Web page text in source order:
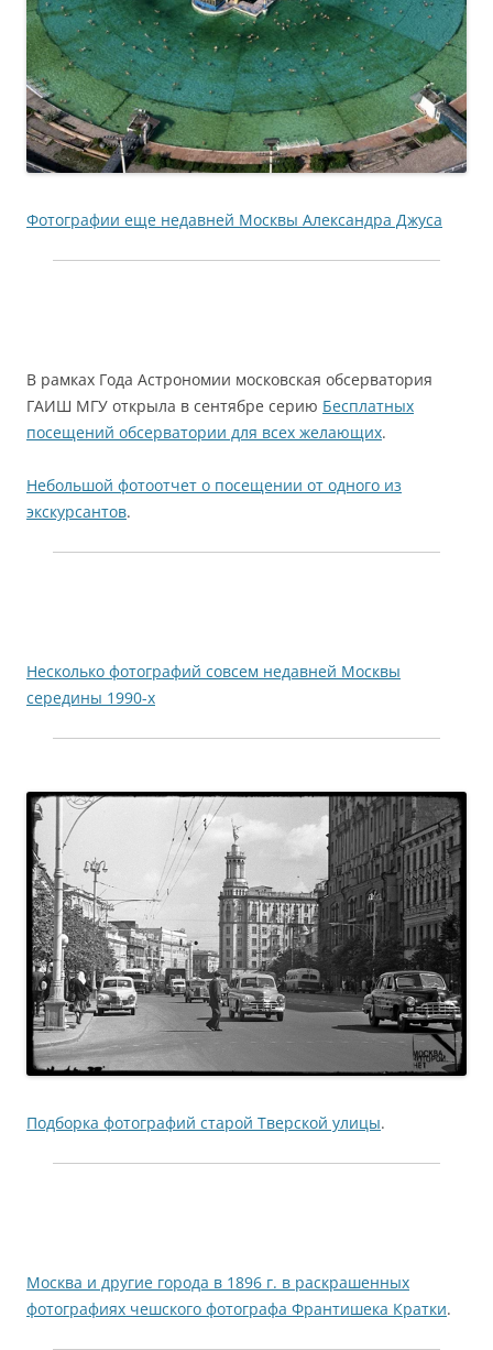
Фотографии еще недавней Москвы Александра Джуса
В рамках Года Астрономии московская обсерватория
ГАИШ МГУ открыла в сентябре серию Бесплатных
посещений обсерватории для всех желающих.
Небольшой фотоотчет о посещении от одного из
экскурсантов.
Несколько фотографий совсем недавней Москвы
середины 1990-х
Подборка фотографий старой Тверской улицы.
Москва и другие города в 1896 г. в раскрашенных
фотографиях чешского фотографа Франтишека Кратки.